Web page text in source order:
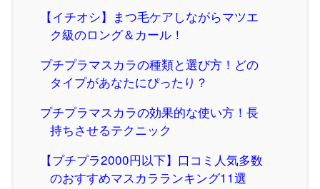
【イチオシ】まつ毛ケアしながらマツエ
ク級のロング＆カール！
プチプラマスカラの種類と選び方！どの
タイプがあなたにぴったり？
プチプラマスカラの効果的な使い方！長
持ちさせるテクニック
【プチプラ2000円以下】口コミ人気多数
のおすすめマスカラランキング11選